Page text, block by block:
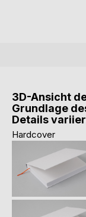
3D-Ansicht
Grundlage
Details
Hardcover